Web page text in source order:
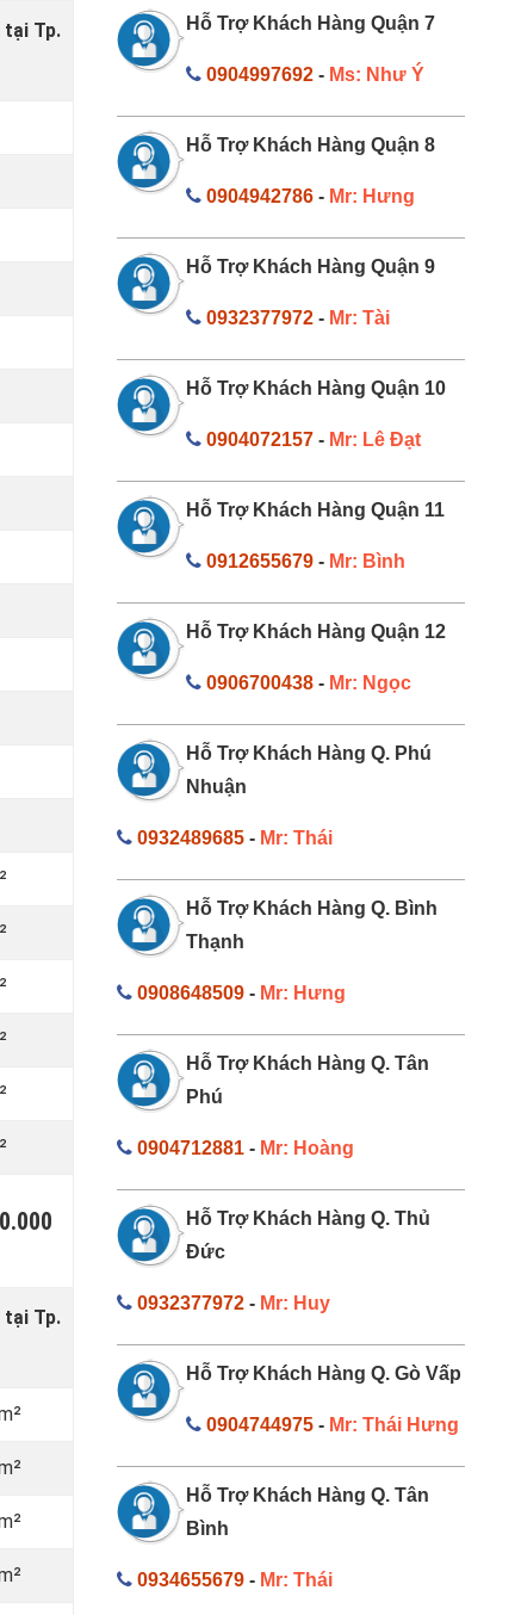
Tp.
Tp.
Hỗ Trợ Khách Hàng Quận 7
0904997692 - Ms: Như Ý
Hỗ Trợ Khách Hàng Quận 8
0904942786 - Mr: Hưng
Hỗ Trợ Khách Hàng Quận 9
0932377972 - Mr: Tài
Hỗ Trợ Khách Hàng Quận 10
0904072157 - Mr: Lê Đạt
Hỗ Trợ Khách Hàng Quận 11
0912655679 - Mr: Bình
Hỗ Trợ Khách Hàng Quận 12
0906700438 - Mr: Ngọc
Hỗ Trợ Khách Hàng Q. Phú
Nhuận
0932489685- Mr: Thái
Hỗ Trợ Khách Hàng Q. Bình
Thạnh
0908648509- Mr: Hưng
Hỗ Trợ Khách Hàng Q. Tân
Phú
0904712881- Mr: Hoàng
Hỗ Trợ Khách Hàng Q. Thủ
Đức
0932377972- Mr: Huy
Hỗ Trợ Khách Hàng Q. Gò Vấp
0904744975 - Mr: Thái Hưng
Hỗ Trợ Khách Hàng Q. Tân
Bình
0934655679- Mr: Thái